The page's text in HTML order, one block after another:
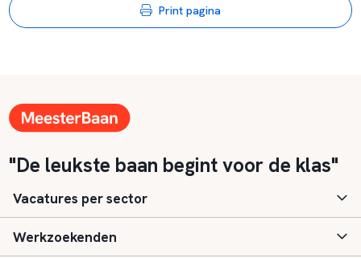
Print pagina
"De leukste baan begint voor de klas"
Vacatures per sector
Basisonderwijs
Werkzoekenden